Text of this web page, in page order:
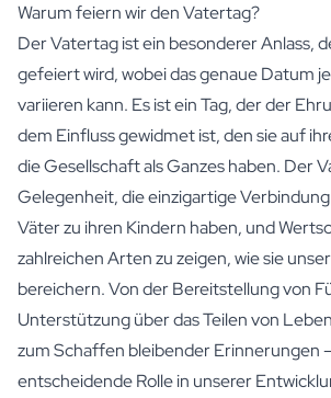
Warum feiern wir den Vatertag?
Der Vatertag ist ein besonderer Anlass,
gefeiert wird, wobei das genaue Datum
variieren kann. Es ist ein Tag, der der
dem Einfluss gewidmet ist, den sie auf
die Gesellschaft als Ganzes haben. Der
Gelegenheit, die einzigartige
Väter zu ihren Kindern haben, und
zahlreichen Arten zu zeigen, wie sie
bereichern. Von der Bereitstellung von
Unterstützung über das Teilen von
zum Schaffen bleibender Erinnerungen
entscheidende Rolle in unserer